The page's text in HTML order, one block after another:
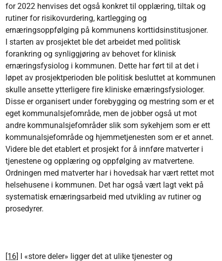
for 2022 henvises det også konkret til opplæring, tiltak og
rutiner for risikovurdering, kartlegging og
ernæringsoppfølging på kommunens korttidsinstitusjoner.
I starten av prosjektet ble det arbeidet med politisk
forankring og synliggjøring av behovet for klinisk
ernæringsfysiolog i kommunen. Dette har ført til at det i
løpet av prosjektperioden ble politisk besluttet at kommunen
skulle ansette ytterligere fire kliniske ernæringsfysiologer.
Disse er organisert under forebygging og mestring som er et
eget kommunalsjefområde, men de jobber også ut mot
andre kommunalsjefområder slik som sykehjem som er ett
kommunalsjefområde og hjemmetjenesten som er et annet.
Videre ble det etablert et prosjekt for å innføre matverter i
tjenestene og opplæring og oppfølging av matvertene.
Ordningen med matverter har i hovedsak har vært rettet mot
helsehusene i kommunen. Det har også vært lagt vekt på
systematisk ernæringsarbeid med utvikling av rutiner og
prosedyrer.
[16] I «store deler» ligger det at ulike tjenester og